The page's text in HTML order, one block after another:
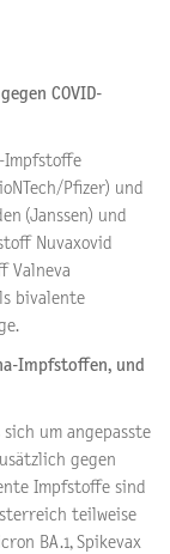
COVID-
Impfstoffe
Pfizer) und
(Janssen) und
Nuvaxovid
Valneva
bivalente
Impfstoffen, und
um angepasste
gegen
Impfstoffe sind
teilweise
BA.1, Spikevax